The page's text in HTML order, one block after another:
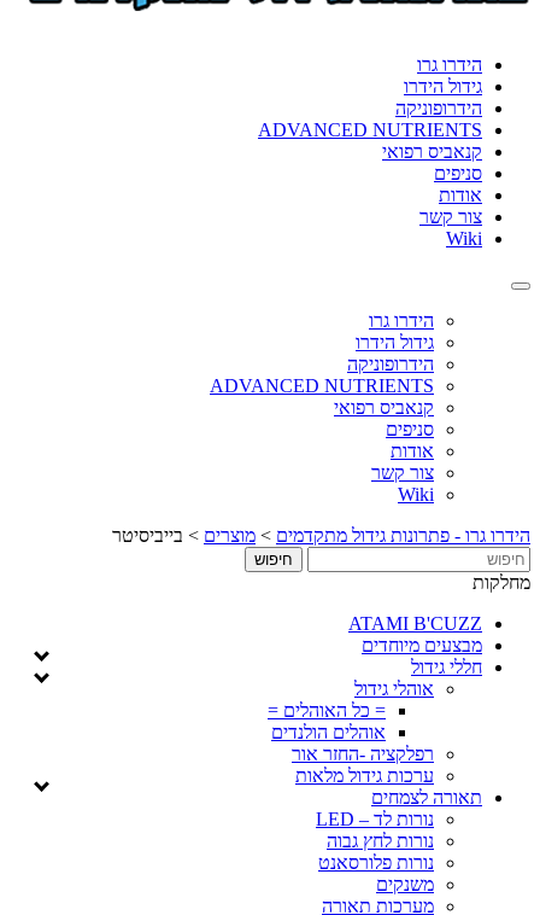
הידרו גרו
גידול הידרו
הידרופוניקה
ADVANCED NUTRIENTS
קנאביס רפואי
סניפים
אודות
צור קשר
Wiki
Toggle
הידרו גרו
גידול הידרו
הידרופוניקה
ADVANCED NUTRIENTS
קנאביס רפואי
סניפים
אודות
צור קשר
Wiki
הידרו גרו - פתרונות גידול מתקדמים > מוצרים > בייביסיטר
מחלקות
ATAMI B'CUZZ
מבצעים מיוחדים
חללי גידול
אוהלי גידול
= כל האוהלים =
אוהלים הולנדים
רפלקציה -החזר אור
ערכות גידול מלאות
תאורה לצמחים
נורות לד – LED
נורות לחץ גבוה
נורות פלורסאנט
משנקים
מערכות תאורה
format_underlined הוסף קו תחתון לקישורים
את
כל